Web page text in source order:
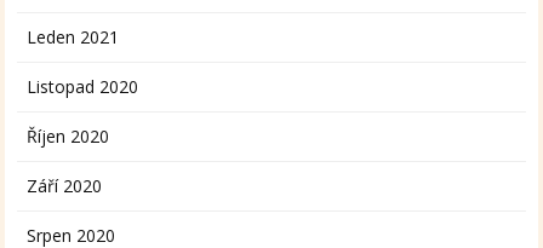
Leden 2021
Listopad 2020
Říjen 2020
Září 2020
Srpen 2020